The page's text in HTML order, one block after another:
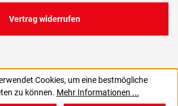
Vertrag widerrufen
Cookies, um eine bestmögliche
zu können. Mehr Informationen ...